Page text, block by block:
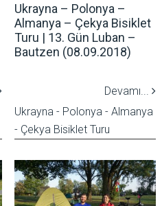
Ukrayna – Polonya –
Almanya – Çekya Bisiklet
Turu | 13. Gün Luban –
Bautzen (08.09.2018)
Devamı...
Ukrayna - Polonya - Almanya
- Çekya Bisiklet Turu